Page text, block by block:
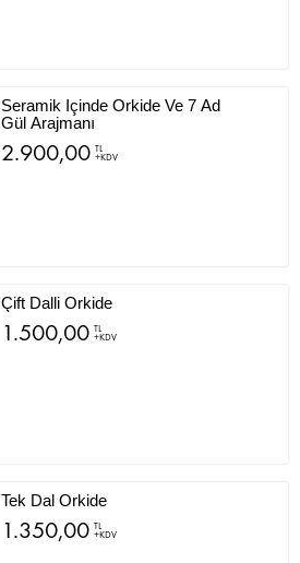
Seramik Içinde Orkide Ve 7 Ad
Gül Arajmanı
2.900,00 TL
+KDV
Çift Dalli Orkide
1.500,00 TL
+KDV
Tek Dal Orkide
1.350,00 TL
+KDV